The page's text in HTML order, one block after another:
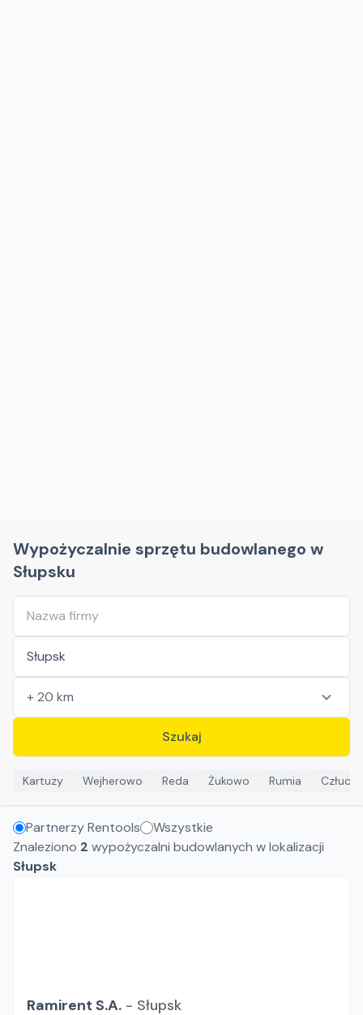
Wypożyczalnie sprzętu budowlanego w
Słupsku
Szukaj
Kartuzy Wejherowo Reda Żukowo Rumia
Partnerzy Rentools
Wszystkie
Znaleziono 2 wypożyczalni budowlanych w lokalizacji
Słupsk
Ramirent S.A. - Słupsk